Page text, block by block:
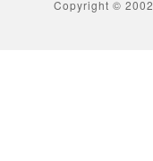
Copyright ©